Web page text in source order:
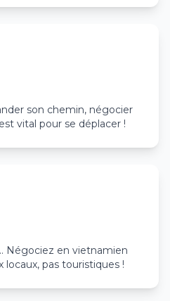
son chemin, négocier
vital pour se déplacer !
Négociez en vietnamien
locaux, pas touristiques !